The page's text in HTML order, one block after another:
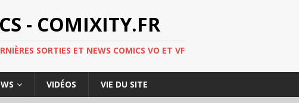
- COMIXITY.FR
SORTIES ET NEWS COMICS VO ET VF
VIDÉOS VIE DU SITE